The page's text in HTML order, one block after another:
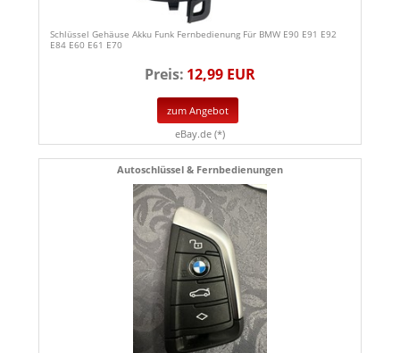
Schlüssel Gehäuse Akku Funk Fernbedienung Für BMW E90 E91 E92
E84 E60 E61 E70
Preis: 12,99 EUR
zum Angebot
eBay.de (*)
Autoschlüssel & Fernbedienungen